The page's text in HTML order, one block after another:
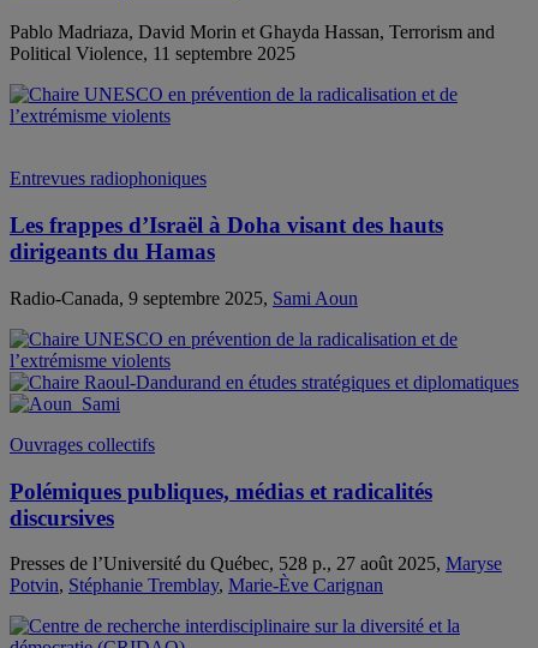
Pablo Madriaza, David Morin et Ghayda Hassan, Terrorism and
Political Violence, 11 septembre 2025
Entrevues radiophoniques
Les frappes d’Israël à Doha visant des hauts
dirigeants du Hamas
Radio-Canada, 9 septembre 2025, Sami Aoun
Ouvrages collectifs
Polémiques publiques, médias et radicalités
discursives
Presses de l’Université du Québec, 528 p., 27 août 2025, Maryse
Potvin, Stéphanie Tremblay, Marie-Ève Carignan